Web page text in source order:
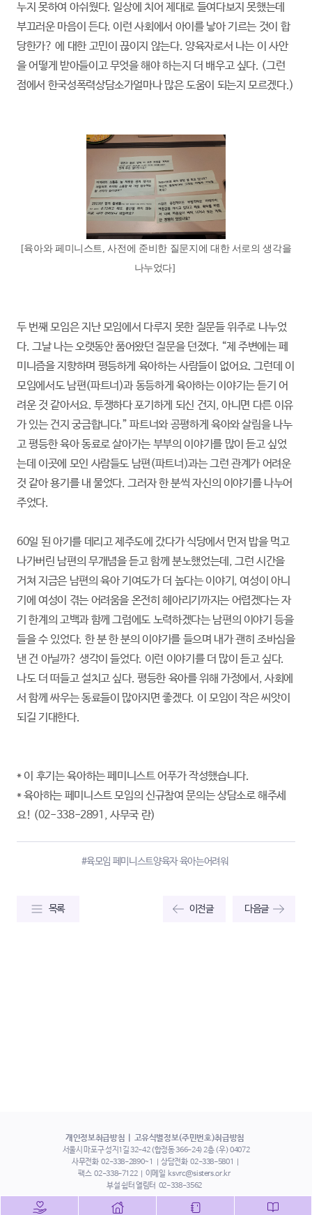
누지 못하여 아쉬웠다. 일상에 치어 제대로 들여다보지 못했는데
부끄러운 마음이 든다. 이런 사회에서 아이를 낳아 기르는 것이 합
당한가? 에 대한 고민이 끊이지 않는다. 양육자로서 나는 이 사안
을 어떻게 받아들이고 무엇을 해야 하는지 더 배우고 싶다. (그런
점에서 한국성폭력상담소가얼마나 많은 도움이 되는지 모르겠다.)
[육아와 페미니스트, 사전에 준비한 질문지에 대한 서로의 생각을
나누었다]
두 번째 모임은 지난 모임에서 다루지 못한 질문들 위주로 나누었
다. 그날 나는 오랫동안 품어왔던 질문을 던졌다. “제 주변에는 페
미니즘을 지향하며 평등하게 육아하는 사람들이 없어요. 그런데 이
모임에서도 남편(파트너)과 동등하게 육아하는 이야기는 듣기 어
려운 것 같아서요. 투쟁하다 포기하게 되신 건지, 아니면 다른 이유
가 있는 건지 궁금합니다.” 파트너와 공평하게 육아와 살림을 나누
고 평등한 육아 동료로 살아가는 부부의 이야기를 많이 듣고 싶었
는데 이곳에 모인 사람들도 남편(파트너)과는 그런 관계가 어려운
것 같아 용기를 내 물었다. 그러자 한 분씩 자신의 이야기를 나누어
주었다.
60일 된 아기를 데리고 제주도에 갔다가 식당에서 먼저 밥을 먹고
나가버린 남편의 무개념을 듣고 함께 분노했었는데, 그런 시간을
거쳐 지금은 남편의 육아 기여도가 더 높다는 이야기, 여성이 아니
기에 여성이 겪는 어려움을 온전히 헤아리기까지는 어렵겠다는 자
기 한계의 고백과 함께 그럼에도 노력하겠다는 남편의 이야기 등을
들을 수 있었다. 한 분 한 분의 이야기를 들으며 내가 괜히 조바심을
낸 건 아닐까? 생각이 들었다. 이런 이야기를 더 많이 듣고 싶다.
나도 더 떠들고 설치고 싶다. 평등한 육아를 위해 가정에서, 사회에
서 함께 싸우는 동료들이 많아지면 좋겠다. 이 모임이 작은 씨앗이
되길 기대한다.
* 이 후기는 육아하는 페미니스트 어푸가 작성했습니다.
* 육아하는 페미니스트 모임의 신규참여 문의는 상담소로 해주세
요! (02-338-2891, 사무국 란)
#육모임 페미니스트양육자 육아는어려워
목록 이전글 다음글
개인정보취급방침 고유식별정보(주민번호)취급방침
서울시 마포구 성지1길 32-42 (합정동 366-24) 2층 (우) 04072
사무전화 02-338-2890~1 상담전화 02-338-5801
팩스 02-338-7122 이메일 ksvrc@sisters.or.kr
부설 쉼터 열림터 02-338-3562